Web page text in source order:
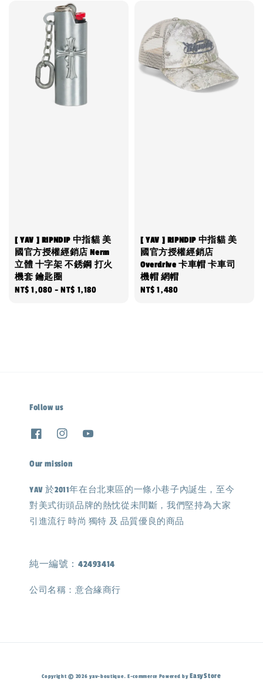
[ YAV ] RIPNDIP 中指貓 美
國官方授權經銷店 Nerm
立體 十字架 不銹鋼 打火
機套 鑰匙圈
Regular
NT$ 1,080 -NT$ 1,180
[ YAV ] RIPNDIP 中指貓 美
國官方授權經銷店
Overdrive 卡車帽 卡車司
機帽 網帽
Regular
NT$ 1,480
Follow us
Our mission
YAV 於2011年在台北東區的一條小巷子內誕生，至今
對美式街頭品牌的熱忱從未間斷，我們堅持為大家
引進流行 時尚 獨特 及 品質優良的商品
純一編號：42493414
公司名稱：意合緣商行
Copyright © 2026 yav-boutique. E-commerce Powered byEasyStore